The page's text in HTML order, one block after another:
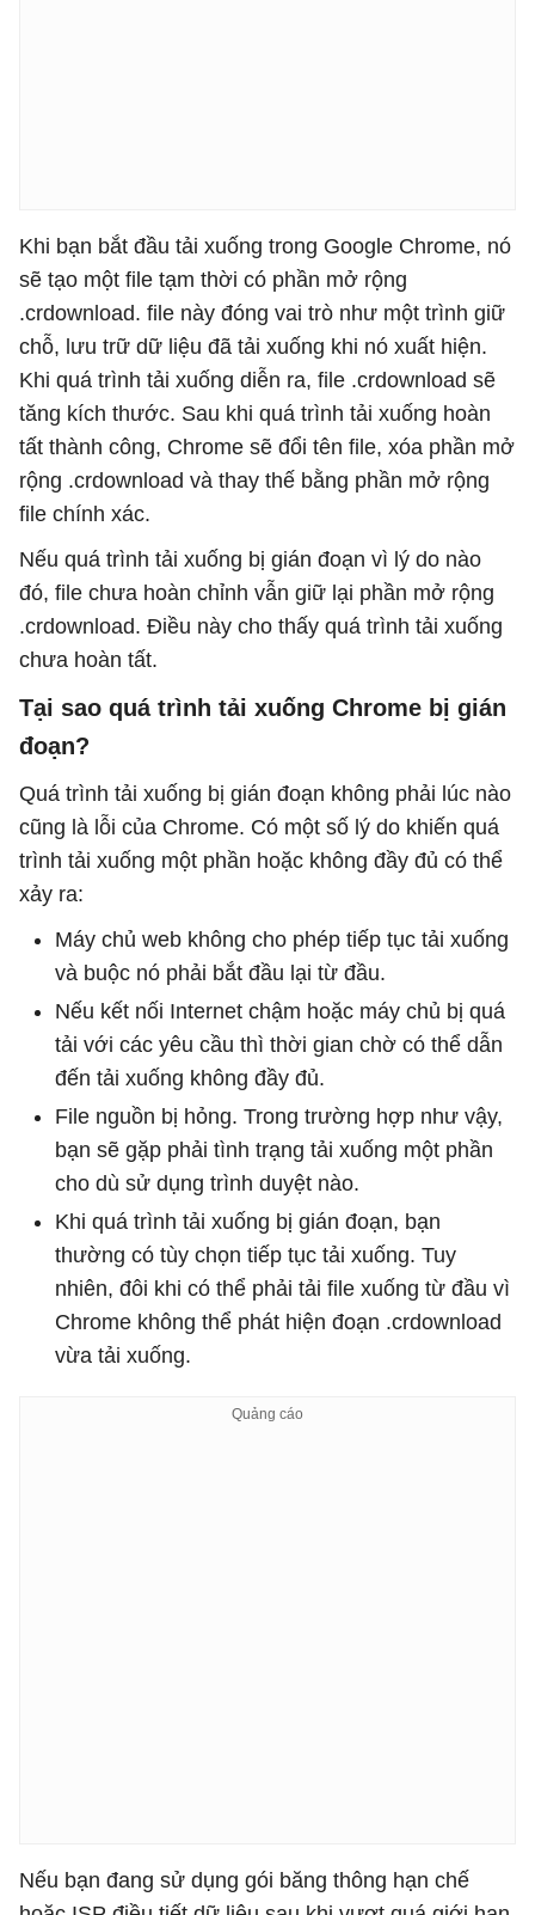
Khi bạn bắt đầu tải xuống trong Google Chrome, nó
sẽ tạo một file tạm thời có phần mở rộng
.crdownload. file này đóng vai trò như một trình giữ
chỗ, lưu trữ dữ liệu đã tải xuống khi nó xuất hiện.
Khi quá trình tải xuống diễn ra, file .crdownload sẽ
tăng kích thước. Sau khi quá trình tải xuống hoàn
tất thành công, Chrome sẽ đổi tên file, xóa phần mở
rộng .crdownload và thay thế bằng phần mở rộng
file chính xác.
Nếu quá trình tải xuống bị gián đoạn vì lý do nào
đó, file chưa hoàn chỉnh vẫn giữ lại phần mở rộng
.crdownload. Điều này cho thấy quá trình tải xuống
chưa hoàn tất.
Tại sao quá trình tải xuống Chrome bị gián
đoạn?
Quá trình tải xuống bị gián đoạn không phải lúc nào
cũng là lỗi của Chrome. Có một số lý do khiến quá
trình tải xuống một phần hoặc không đầy đủ có thể
xảy ra:
Máy chủ web không cho phép tiếp tục tải xuống
và buộc nó phải bắt đầu lại từ đầu.
Nếu kết nối Internet chậm hoặc máy chủ bị quá
tải với các yêu cầu thì thời gian chờ có thể dẫn
đến tải xuống không đầy đủ.
File nguồn bị hỏng. Trong trường hợp như vậy,
bạn sẽ gặp phải tình trạng tải xuống một phần
cho dù sử dụng trình duyệt nào.
Khi quá trình tải xuống bị gián đoạn, bạn
thường có tùy chọn tiếp tục tải xuống. Tuy
nhiên, đôi khi có thể phải tải file xuống từ đầu vì
Chrome không thể phát hiện đoạn .crdownload
vừa tải xuống.
Nếu bạn đang sử dụng gói băng thông hạn chế